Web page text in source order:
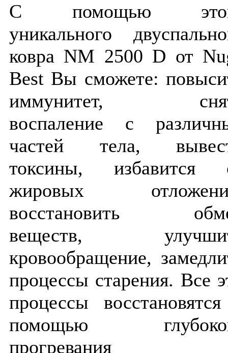
С помощью
уникального
ковра NM 2500 D от
Best Вы сможете:
иммунитет,
воспаление с
частей тела,
токсины, избавится
жировых
восстановить
веществ,
кровообращение,
процессы старения. Все
процессы
помощью
прогревания